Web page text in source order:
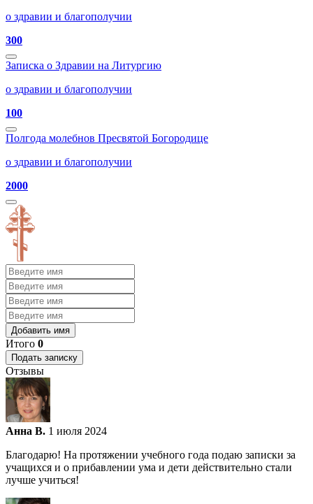
о здравии и благополучии
300
Записка о Здравии на Литургию
о здравии и благополучии
100
Полгода молебнов Пресвятой Богородице
о здравии и благополучии
2000
Добавить имя
Итого 0
Подать записку
Отзывы
Анна В. 1 июля 2024
Благодарю! На протяжении учебного года подаю записки за
учащихся и о прибавлении ума и дети действительно стали
лучше учиться!